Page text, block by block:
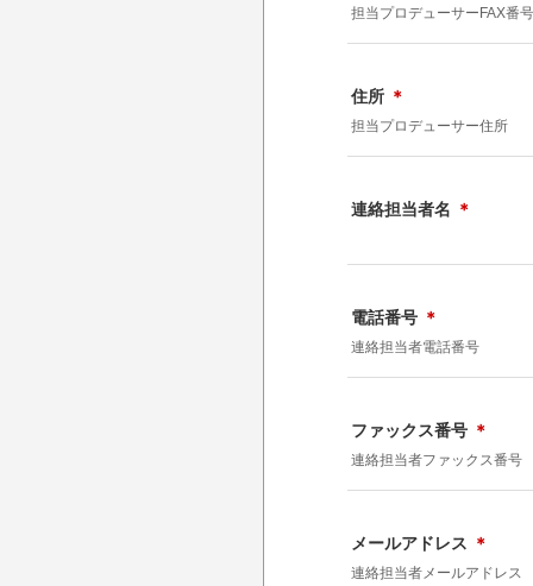
担当プロデューサーFAX番号
住所 ＊
担当プロデューサー住所
連絡担当者名 ＊
電話番号 ＊
連絡担当者電話番号
ファックス番号 ＊
連絡担当者ファックス番号
メールアドレス ＊
連絡担当者メールアドレス